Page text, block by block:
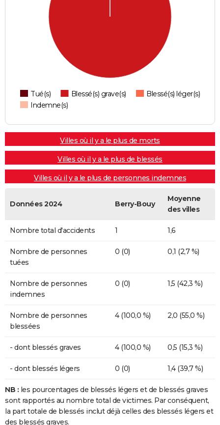
Tué(s) Blessé(s) grave(s)
Blessé(s) léger(s)
Indemne(s)
Villes où il y a le plus de morts
Villes où il y a le plus de blessés
Villes où il y a le plus de personnes indemnes
Données 2024 Berry-Bouy
Moyenne
des villes
Nombre total d'accidents 1 1,6
Nombre de personnes
tuées
0 (0) 0,1 (2,7 %)
Nombre de personnes
indemnes
0 (0) 1,5 (42,3 %)
Nombre de personnes
blessées
4 (100,0 %) 2,0 (55,0 %)
- dont blessés graves 4 (100,0 %) 0,5 (15,3 %)
- dont blessés légers 0 (0) 1,4 (39,7 %)
NB : les pourcentages de blessés légers et de blessés graves
sont rapportés au nombre total de victimes. Par conséquent,
la part totale de blessés inclut déjà celles des blessés légers et
des blessés graves.